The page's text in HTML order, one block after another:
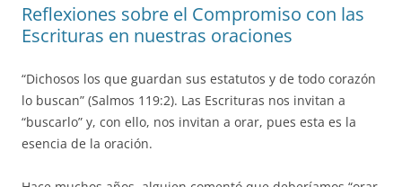
Reflexiones sobre el Compromiso con las
Escrituras en nuestras oraciones
“Dichosos los que guardan sus estatutos y de todo corazón
lo buscan” (Salmos 119:2). Las Escrituras nos invitan a
“buscarlo” y, con ello, nos invitan a orar, pues esta es la
esencia de la oración.